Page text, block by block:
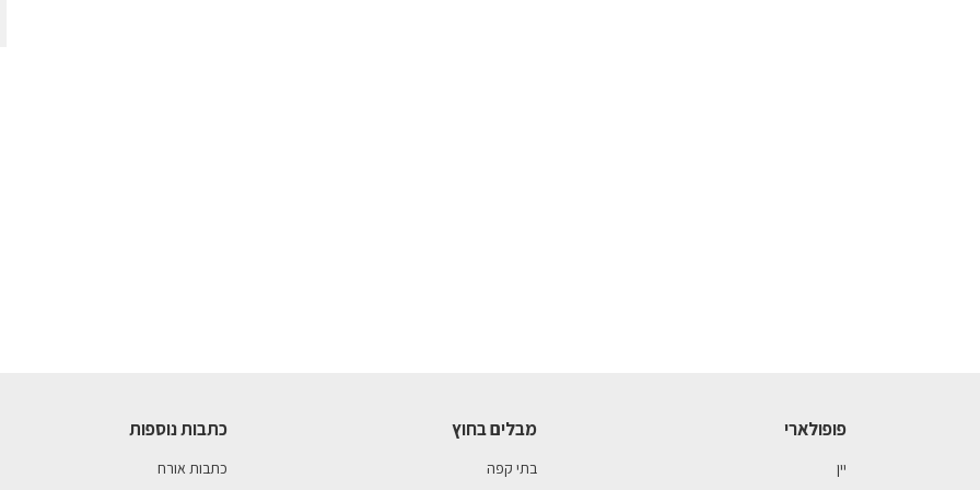
פופולארי
יין
מבלים בחוץ
בתי קפה
כתבות נוספות
כתבות אורח